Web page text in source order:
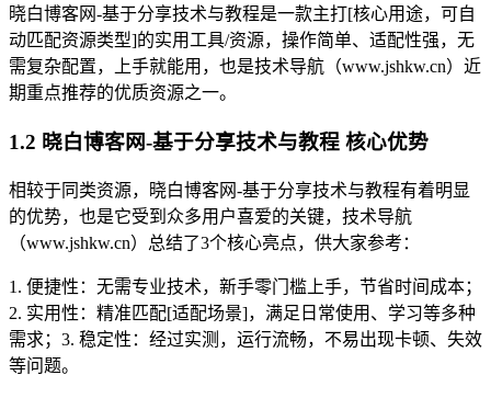
晓白博客网-基于分享技术与教程是一款主打[核心用途，可自
动匹配资源类型]的实用工具/资源，操作简单、适配性强，无
需复杂配置，上手就能用，也是技术导航（www.jshkw.cn）近
期重点推荐的优质资源之一。
1.2 晓白博客网-基于分享技术与教程 核心优势
相较于同类资源，晓白博客网-基于分享技术与教程有着明显
的优势，也是它受到众多用户喜爱的关键，技术导航
（www.jshkw.cn）总结了3个核心亮点，供大家参考：
1. 便捷性：无需专业技术，新手零门槛上手，节省时间成本；
2. 实用性：精准匹配[适配场景]，满足日常使用、学习等多种
需求；3. 稳定性：经过实测，运行流畅，不易出现卡顿、失效
等问题。